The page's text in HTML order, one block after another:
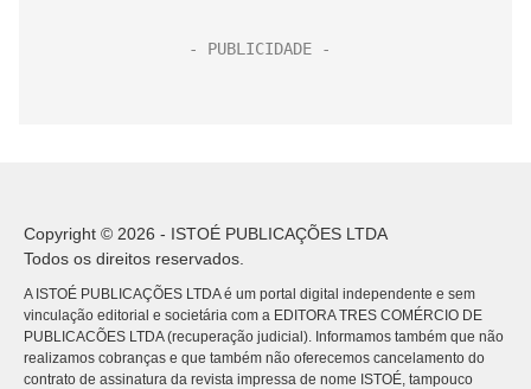
Copyright © 2026 - ISTOÉ PUBLICAÇÕES LTDA
Todos os direitos reservados.
A ISTOÉ PUBLICAÇÕES LTDA é um portal digital independente e sem
vinculação editorial e societária com a EDITORA TRES COMÉRCIO DE
PUBLICACÕES LTDA (recuperação judicial). Informamos também que não
realizamos cobranças e que também não oferecemos cancelamento do
contrato de assinatura da revista impressa de nome ISTOÉ, tampouco